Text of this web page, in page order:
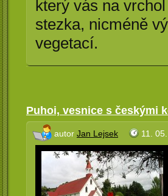
který vás na
stezka, nicméně
vegetací.
Puhoi, vesnice s českými
autor Jan Lejsek 11.